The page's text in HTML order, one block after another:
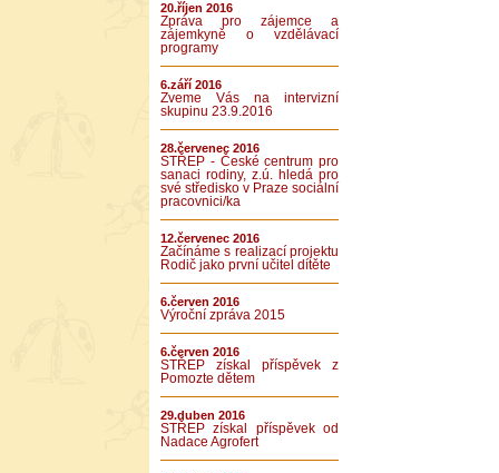
20.říjen 2016
Zpráva pro zájemce a
zájemkyně o vzdělávací
programy
6.září 2016
Zveme Vás na intervizní
skupinu 23.9.2016
28.červenec 2016
STŘEP - České centrum pro
sanaci rodiny, z.ú. hledá pro
své středisko v Praze sociální
pracovnici/ka
12.červenec 2016
Začínáme s realizací projektu
Rodič jako první učitel dítěte
6.červen 2016
Výroční zpráva 2015
6.červen 2016
STŘEP získal příspěvek z
Pomozte dětem
29.duben 2016
STŘEP získal příspěvek od
Nadace Agrofert